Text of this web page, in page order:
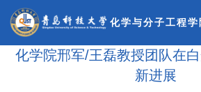
化学与分子工程学
化学院邢军/王磊教授团队在
新进展